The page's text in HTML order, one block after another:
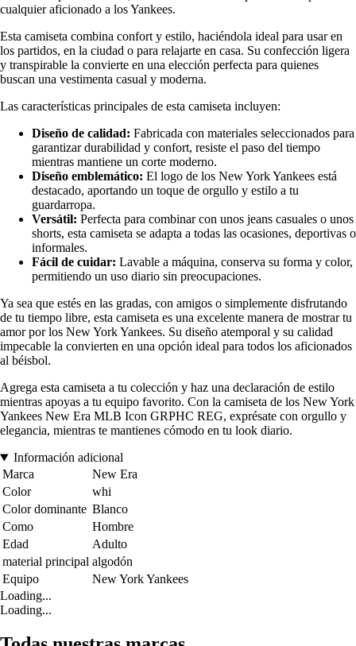
cualquier aficionado a los Yankees.
Esta camiseta combina confort y estilo, haciéndola ideal para usar en
los partidos, en la ciudad o para relajarte en casa. Su confección ligera
y transpirable la convierte en una elección perfecta para quienes
buscan una vestimenta casual y moderna.
Las características principales de esta camiseta incluyen:
Diseño de calidad: Fabricada con materiales seleccionados para
garantizar durabilidad y confort, resiste el paso del tiempo
mientras mantiene un corte moderno.
Diseño emblemático: El logo de los New York Yankees está
destacado, aportando un toque de orgullo y estilo a tu
guardarropa.
Versátil: Perfecta para combinar con unos jeans casuales o unos
shorts, esta camiseta se adapta a todas las ocasiones, deportivas o
informales.
Fácil de cuidar: Lavable a máquina, conserva su forma y color,
permitiendo un uso diario sin preocupaciones.
Ya sea que estés en las gradas, con amigos o simplemente disfrutando
de tu tiempo libre, esta camiseta es una excelente manera de mostrar tu
amor por los New York Yankees. Su diseño atemporal y su calidad
impecable la convierten en una opción ideal para todos los aficionados
al béisbol.
Agrega esta camiseta a tu colección y haz una declaración de estilo
mientras apoyas a tu equipo favorito. Con la camiseta de los New York
Yankees New Era MLB Icon GRPHC REG, exprésate con orgullo y
elegancia, mientras te mantienes cómodo en tu look diario.
Información adicional
Marca
New Era
Color
whi
Color dominante Blanco
Como
Hombre
Edad
Adulto
material principal algodón
Equipo
New York Yankees
Loading...
Loading...